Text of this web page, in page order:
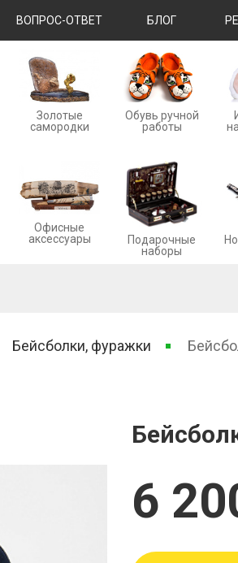
ВОПРОС-ОТВЕТ БЛОГ
Золотые
cамородки
Обувь ручной
работы
Офисные
аксессуары
Подарочные
наборы
Бейсболки, фуражки
6